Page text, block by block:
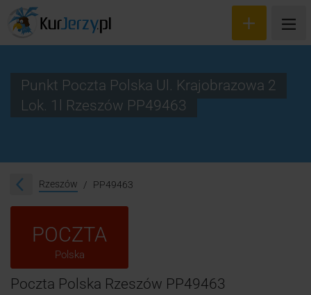
Śledzenie przesyłki
Punkt Poczta Polska Ul. Krajobrazowa 2
Lok. 1l Rzeszów PP49463
Rzeszów PP49463
POCZTA
Polska
Poczta Polska Rzeszów PP49463